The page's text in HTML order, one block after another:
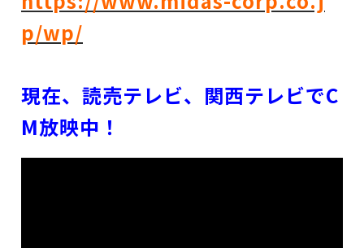
p/wp/
現在、読売テレビ、関西テレビでC
M放映中！